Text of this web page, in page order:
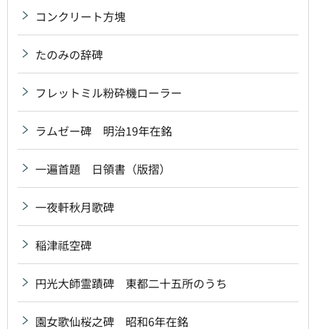
コンクリート方塊
たのみの辞碑
フレットミル粉砕機ローラー
ラムゼー碑 明治19年在銘
一遍首題 日領書（版摺）
一夜軒秋月歌碑
稲津祗空碑
円光大師霊蹟碑 東都二十五所のうち
園女歌仙桜之碑 昭和6年在銘